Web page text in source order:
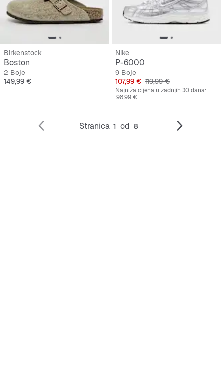
Birkenstock
Boston
2 Boje
Cijena
149,99 €
Nike
P-6000
9 Boje
Cijena
107,99 € Originalna cijena
119,99 €
Najniža cijena u zadnjih 30 dana:
98,99 €
Stranica 1 od 8